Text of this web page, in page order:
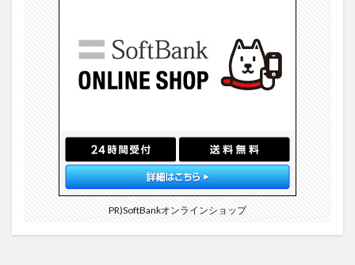
PR)SoftBankオンラインショップ